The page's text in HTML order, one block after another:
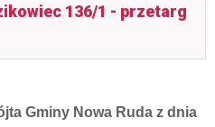
136/1 - przetarg
Gminy Nowa Ruda z dnia